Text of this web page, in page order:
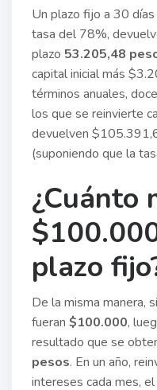
Un plazo fijo a 30
tasa del 78%,
plazo 53.205,48
capital inicial más
términos anuales,
los que se reinvierte
devuelven
(suponiendo que la
¿Cuánto
plazo
De la misma manera,
fueran $100.000,
resultado que se
pesos. En un año,
intereses cada mes,